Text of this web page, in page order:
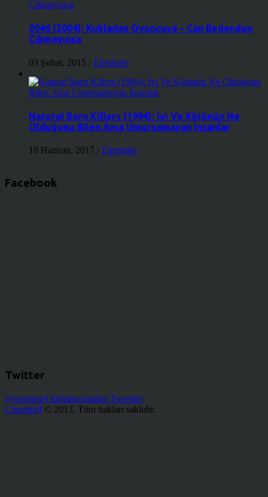
2046 (2004): Kukladan Oyuncuya – Can Bedenden
Çıkmayınca
03 Şubat, 2015 / Eleştiriler
Natural Born Killers (1994): İyi Ve Kötünün Ne
Olduğunu Bilen Ama Umursamayan İnsanlar
19 Haziran, 2017 / Eleştiriler
Facebook
Twitter
@cinerituel kullanıcısından Tweetler
Cineritüel © 2013. Tüm hakları saklıdır.